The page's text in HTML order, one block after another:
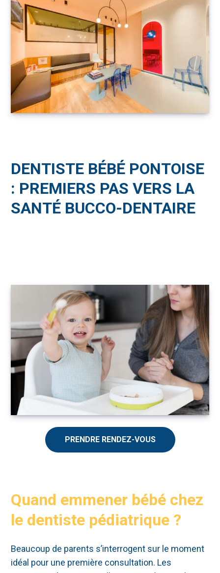
DENTISTE BÉBÉ PONTOISE
: PREMIERS PAS VERS LA
SANTÉ BUCCO-DENTAIRE
PRENDRE RENDEZ-VOUS
Quand emmener bébé chez
le dentiste pédiatrique ?
Beaucoup de parents s’interrogent sur le moment
idéal pour une première consultation. Les